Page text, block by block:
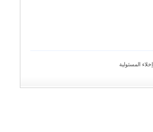
إخلاء المسئولية